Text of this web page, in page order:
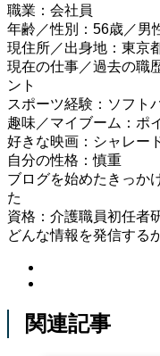
職業：会社員
年齢／性別：56歳／男
現住所／出身地：東京
現在の仕事／過去の職
ント
スポーツ経験：ソフト
趣味／マイブーム：ポ
好きな映画：シャレー
自分の性格：慎重
ブログを始めたきっか
た
資格：介護職員初任者
どんな情報を発信する
関連記事